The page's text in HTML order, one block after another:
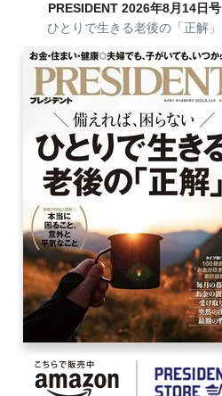
PRESIDENT 2026年8月14日号
ひとりで生きる老後の「正解」